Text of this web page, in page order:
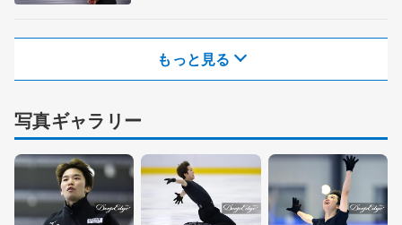
もっと見る
写真ギャラリー